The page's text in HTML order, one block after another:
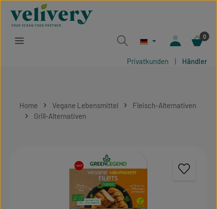
Zum Hauptinhalt springen
0
Privatkunden | Händler
Home Vegane Lebensmittel
Fleisch-Alternativen
Grill-Alternativen